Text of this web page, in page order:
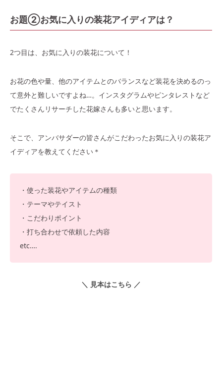
お題②お気に入りの装花アイディアは？
2つ目は、お気に入りの装花について！
お花の色や量、他のアイテムとのバランスなど装花を決めるのっ
て意外と難しいですよね…。インスタグラムやピンタレストなど
でたくさんリサーチした花嫁さんも多いと思います。
そこで、アンバサダーの皆さんがこだわったお気に入りの装花ア
イディアを教えてください＊
・使った装花やアイテムの種類
・テーマやテイスト
・こだわりポイント
・打ち合わせで依頼した内容
etc….
＼ 見本はこちら ／